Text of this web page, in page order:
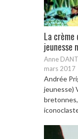
La crème
jeunesse
Anne
mars 2017
Andrée
jeunesse)